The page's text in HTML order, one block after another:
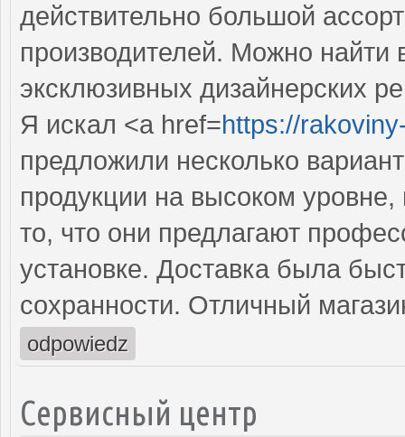
действительно большой
производителей. Можно найти
эксклюзивных дизайнерских
Я искал <a href=https://
предложили несколько
продукции на высоком
то, что они предлагают
установке. Доставка была
сохранности. Отличный
odpowiedz
Сервисный центр